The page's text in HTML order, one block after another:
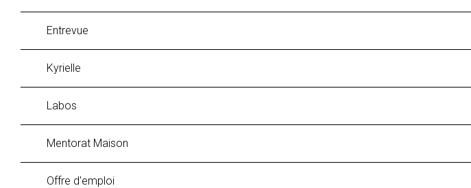
Entrevue
Kyrielle
labos
Mentorat Maison
Offre d'emploi